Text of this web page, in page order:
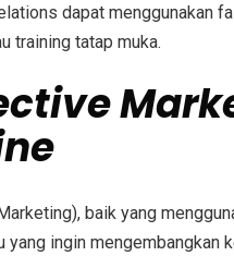
dapat menggunakan
training tatap muka.
baik yang
ingin mengembangkan